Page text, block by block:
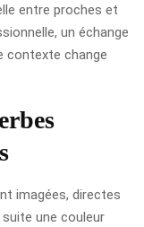
entre proches et
un échange
contexte change
imagées, directes
une couleur